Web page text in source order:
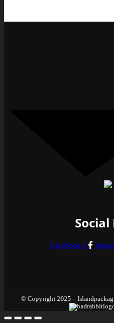
Social
Facebook-f
© Copyright 2025 –